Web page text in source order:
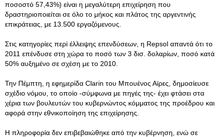
ποσοστό 57,43%) είναι η μεγαλύτερη επιχείρηση που
δραστηριοποιείται σε όλο το μήκος και πλάτος της αργεντινής
επικράτειας, με 13.500 εργαζόμενους.
Στις κατηγορίες περί έλλειψης επενδύσεων, η Repsol απαντά ότι το
2011 επένδυσε στη χώρα το ποσό των 3 δισ. δολαρίων, ποσό κατά
50% αυξημένο σε σχέση με το 2010.
Την Πέμπτη, η εφημερίδα Clarin του Μπουένος Αϊρες, δημοσίευσε
σχέδιο νόμου, το οποίο -σύμφωνα με πηγές της- έχει φτάσει στα
χέρια των βουλευτών του κυβερνώντος κόμματος της προέδρου και
αφορά στην εθνικοποίηση της επιχείρησης.
Η πληροφορία δεν επιβεβαιώθηκε από την κυβέρνηση, ενώ σε